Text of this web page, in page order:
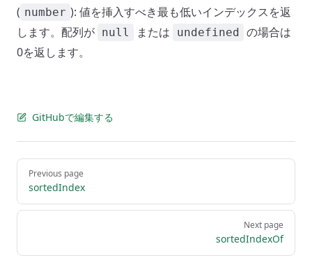
( number ): 値を挿入すべき最も低いインデックスを返
します。配列が null または undefined の場合は
0を返します。
GitHubで編集する
Pager
Previous page
sortedIndex
Next page
sortedIndexOf